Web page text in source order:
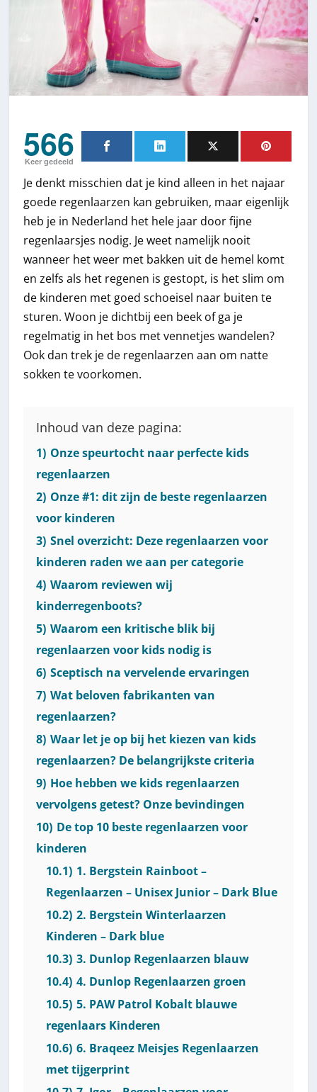
566
Keer gedeeld
Je denkt misschien dat je kind alleen in het najaar
goede regenlaarzen kan gebruiken, maar eigenlijk
heb je in Nederland het hele jaar door fijne
regenlaarsjes nodig. Je weet namelijk nooit
wanneer het weer met bakken uit de hemel komt
en zelfs als het regenen is gestopt, is het slim om
de kinderen met goed schoeisel naar buiten te
sturen. Woon je dichtbij een beek of ga je
regelmatig in het bos met vennetjes wandelen?
Ook dan trek je de regenlaarzen aan om natte
sokken te voorkomen.
Inhoud van deze pagina:
1) Onze speurtocht naar perfecte kids
regenlaarzen
2) Onze #1: dit zijn de beste regenlaarzen
voor kinderen
3) Snel overzicht: Deze regenlaarzen voor
kinderen raden we aan per categorie
4) Waarom reviewen wij
kinderregenboots?
5) Waarom een kritische blik bij
regenlaarzen voor kids nodig is
6) Sceptisch na vervelende ervaringen
7) Wat beloven fabrikanten van
regenlaarzen?
8) Waar let je op bij het kiezen van kids
regenlaarzen? De belangrijkste criteria
9) Hoe hebben we kids regenlaarzen
vervolgens getest? Onze bevindingen
10) De top 10 beste regenlaarzen voor
kinderen
10.1) 1. Bergstein Rainboot –
Regenlaarzen – Unisex Junior – Dark Blue
10.2) 2. Bergstein Winterlaarzen
Kinderen – Dark blue
10.3) 3. Dunlop Regenlaarzen blauw
10.4) 4. Dunlop Regenlaarzen groen
10.5) 5. PAW Patrol Kobalt blauwe
regenlaars Kinderen
10.6) 6. Braqeez Meisjes Regenlaarzen
met tijgerprint